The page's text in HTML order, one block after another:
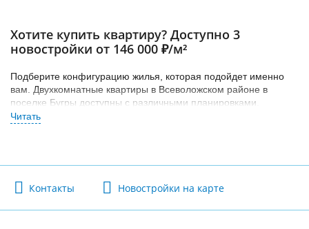
Хотите купить квартиру? Доступно 3
новостройки от 146 000 ₽/м²
Подберите конфигурацию жилья, которая подойдет именно
вам. Двухкомнатные квартиры в Всеволожском районе в
поселке Бугры доступны с различными планировками.
Найдите свое идеальное жилье из всего многообразия
жилого комплекса и то, насколько вокруг развита
стоимостью от 146 000 р./м2 в поселке Бугры.
Контакты Новостройки на карте